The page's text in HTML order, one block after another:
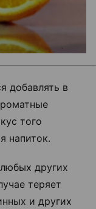
добавлять в
того
напиток.
других
теряет
и других